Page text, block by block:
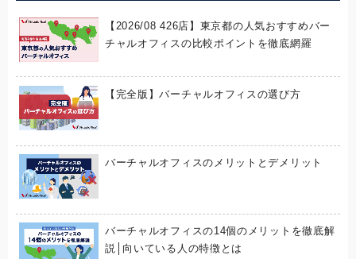
【2026/08 426店】東京都の人気おすすめバー
チャルオフィスの比較ポイントを徹底網羅
【完全版】バーチャルオフィスの選び方
バーチャルオフィスのメリットとデメリット
バーチャルオフィスの14個のメリットを徹底解
説│向いている人の特徴とは